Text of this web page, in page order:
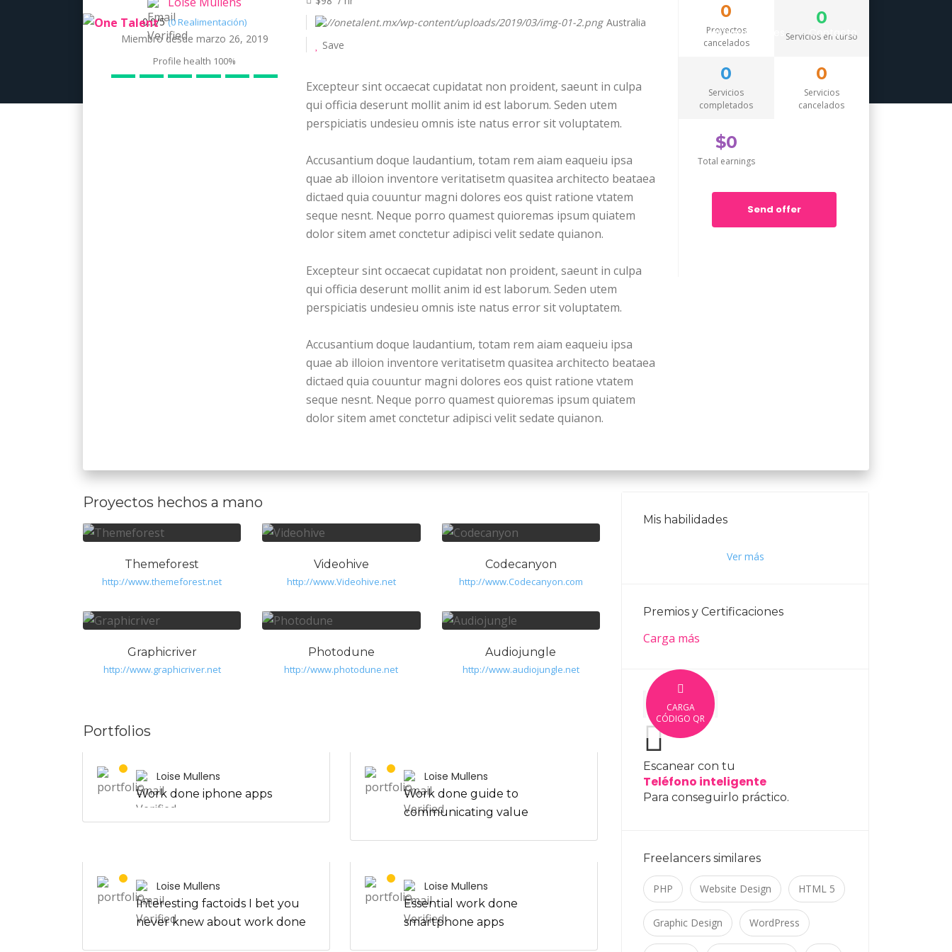
Quienes Somos Nuestros Clientes Contacto
0.0/5 (0 Realimentación)
Miembro desde marzo 26, 2019
Profile health 100%
Australia
Save
Excepteur sint occaecat cupidatat non proident, saeunt in culpa
qui officia deserunt mollit anim id est laborum. Seden utem
perspiciatis undesieu omnis iste natus error sit voluptatem.
Accusantium doque laudantium, totam rem aiam eaqueiu ipsa
quae ab illoion inventore veritatisetm quasitea architecto beataea
dictaed quia couuntur magni dolores eos quist ratione vtatem
seque nesnt. Neque porro quamest quioremas ipsum quiatem
dolor sitem amet conctetur adipisci velit sedate quianon.
Excepteur sint occaecat cupidatat non proident, saeunt in culpa
qui officia deserunt mollit anim id est laborum. Seden utem
perspiciatis undesieu omnis iste natus error sit voluptatem.
Accusantium doque laudantium, totam rem aiam eaqueiu ipsa
quae ab illoion inventore veritatisetm quasitea architecto beataea
dictaed quia couuntur magni dolores eos quist ratione vtatem
seque nesnt. Neque porro quamest quioremas ipsum quiatem
dolor sitem amet conctetur adipisci velit sedate quianon.
0
Proyectos
cancelados
0
Servicios en curso
0
Servicios
completados
0
Servicios
cancelados
$0
Total earnings
Send offer
Proyectos hechos a mano
Themeforest
http://www.themeforest.net
Videohive
http://www.Videohive.net
Codecanyon
http://www.Codecanyon.com
Graphicriver
http://www.graphicriver.net
Photodune
http://www.photodune.net
Audiojungle
http://www.audiojungle.net
Portfolios
Loise Mullens
Work done iphone apps
Loise Mullens
Work done guide to
communicating value
Loise Mullens
Interesting factoids I bet you
never knew about work done
Loise Mullens
Essential work done
smartphone apps
Mis habilidades
Ver más
Premios y Certificaciones
Carga más
CARGA
CÓDIGO QR
Escanear con tu
Teléfono inteligente
Para conseguirlo práctico.
Freelancers similares
PHP Website Design HTML 5
Graphic Design WordPress